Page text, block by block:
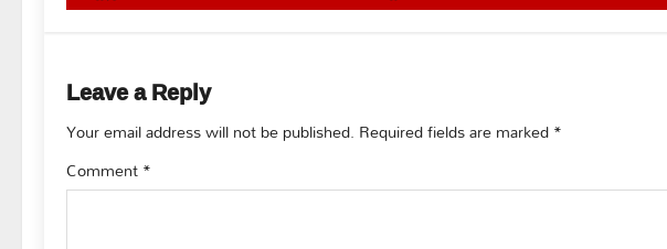
n
a
v
Leave a Reply
Your email address will not be published. Required fields are marked*
Comment*